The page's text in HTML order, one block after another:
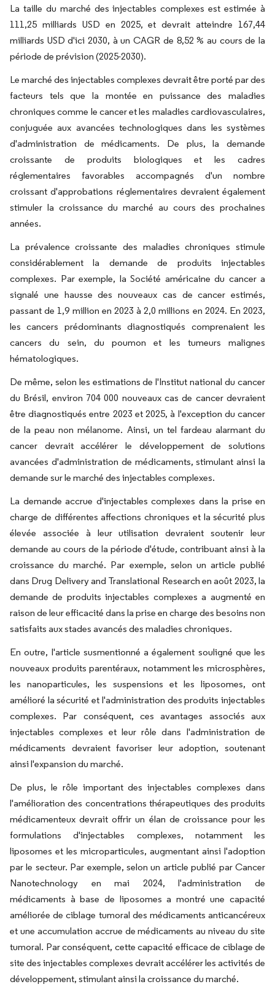
La taille du marché des injectables complexes est estimée à
111,25 milliards USD en 2025, et devrait atteindre 167,44
milliards USD d'ici 2030, à un CAGR de 8,52 % au cours de la
période de prévision (2025-2030).
Le marché des injectables complexes devrait être porté par des
facteurs tels que la montée en puissance des maladies
chroniques comme le cancer et les maladies cardiovasculaires,
conjuguée aux avancées technologiques dans les systèmes
d'administration de médicaments. De plus, la demande
croissante de produits biologiques et les cadres
réglementaires favorables accompagnés d'un nombre
croissant d'approbations réglementaires devraient également
stimuler la croissance du marché au cours des prochaines
années.
La prévalence croissante des maladies chroniques stimule
considérablement la demande de produits injectables
complexes. Par exemple, la Société américaine du cancer a
signalé une hausse des nouveaux cas de cancer estimés,
passant de 1,9 million en 2023 à 2,0 millions en 2024. En 2023,
les cancers prédominants diagnostiqués comprenaient les
cancers du sein, du poumon et les tumeurs malignes
hématologiques.
De même, selon les estimations de l'Institut national du cancer
du Brésil, environ 704 000 nouveaux cas de cancer devraient
être diagnostiqués entre 2023 et 2025, à l'exception du cancer
de la peau non mélanome. Ainsi, un tel fardeau alarmant du
cancer devrait accélérer le développement de solutions
avancées d'administration de médicaments, stimulant ainsi la
demande sur le marché des injectables complexes.
La demande accrue d'injectables complexes dans la prise en
charge de différentes affections chroniques et la sécurité plus
élevée associée à leur utilisation devraient soutenir leur
demande au cours de la période d'étude, contribuant ainsi à la
croissance du marché. Par exemple, selon un article publié
dans Drug Delivery and Translational Research en août 2023, la
demande de produits injectables complexes a augmenté en
raison de leur efficacité dans la prise en charge des besoins non
satisfaits aux stades avancés des maladies chroniques.
En outre, l'article susmentionné a également souligné que les
nouveaux produits parentéraux, notamment les microsphères,
les nanoparticules, les suspensions et les liposomes, ont
amélioré la sécurité et l'administration des produits injectables
complexes. Par conséquent, ces avantages associés aux
injectables complexes et leur rôle dans l'administration de
médicaments devraient favoriser leur adoption, soutenant
ainsi l'expansion du marché.
De plus, le rôle important des injectables complexes dans
l'amélioration des concentrations thérapeutiques des produits
médicamenteux devrait offrir un élan de croissance pour les
formulations d'injectables complexes, notamment les
liposomes et les microparticules, augmentant ainsi l'adoption
par le secteur. Par exemple, selon un article publié par Cancer
Nanotechnology en mai 2024, l'administration de
médicaments à base de liposomes a montré une capacité
améliorée de ciblage tumoral des médicaments anticancéreux
et une accumulation accrue de médicaments au niveau du site
tumoral. Par conséquent, cette capacité efficace de ciblage de
site des injectables complexes devrait accélérer les activités de
développement, stimulant ainsi la croissance du marché.